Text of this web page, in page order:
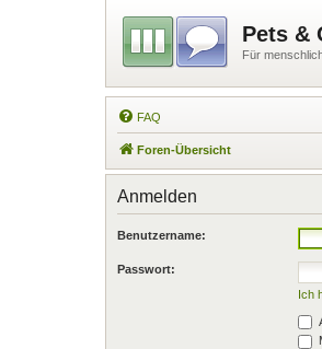
Pets &
Für
FAQ
Foren-Übersicht
Anmelden
Benutzername:
Passwort:
Ich